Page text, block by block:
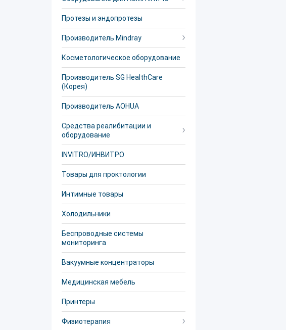
Протезы и эндопротезы
Производитель Mindray
Косметологическое оборудование
Производитель SG HealthCare
(Корея)
Производитель AOHUA
Средства реалибитации и
оборудование
INVITRO/ИНВИТРО
Товары для проктологии
Интимные товары
Холодильники
Беспроводные системы
мониторинга
Вакуумные концентраторы
Медицинская мебель
Принтеры
Физиотерапия